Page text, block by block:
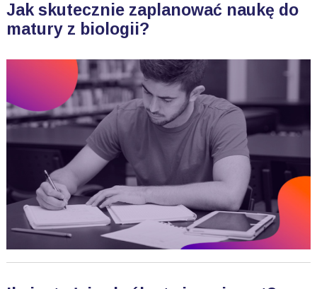
Jak skutecznie zaplanować naukę do
matury z biologii?